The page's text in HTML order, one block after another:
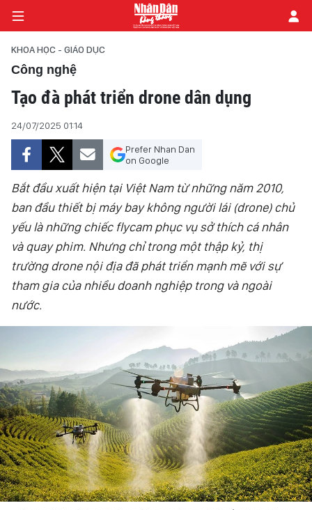
TRANG CHỦ
CHÍNH TRỊ
TIÊU ĐIỂM
ĐỜI SỐNG - XÃ HỘI
KHOA HỌC - GIÁO DỤC
AN NINH - XÃ HỘI
KINH TẾ
VĂN HÓA
QUỐC TẾ
NHÂN DÂN ĐIỆN TỬ
BÁO THỜI NAY
KHOA HỌC - GIÁO DỤC
Công nghệ
Tạo đà phát triển drone dân dụng
24/07/2025 01:14
Prefer Nhan Dan
on Google
Bắt đầu xuất hiện tại Việt Nam từ những năm 2010,
ban đầu thiết bị máy bay không người lái (drone) chủ
yếu là những chiếc flycam phục vụ sở thích cá nhân
và quay phim. Nhưng chỉ trong một thập kỷ, thị
trường drone nội địa đã phát triển mạnh mẽ với sự
tham gia của nhiều doanh nghiệp trong và ngoài
nước.